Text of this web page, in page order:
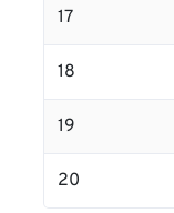
17
18
19
20